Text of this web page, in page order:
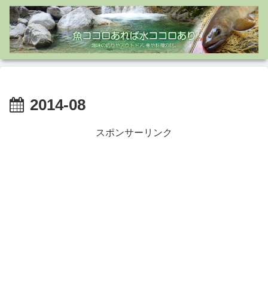
2014-08
スポンサーリンク